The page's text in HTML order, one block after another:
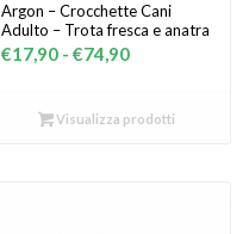
Argon – Crocchette Cani
Adulto – Trota fresca e anatra
€17,90 - €74,90Fascia
prezzo:
Visualizza prodotti